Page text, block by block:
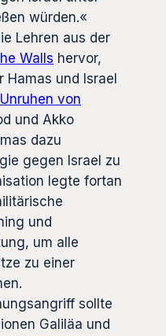
würden.«
Lehren aus der
Walls hervor,
und Israel
Unruhen von
und Akko
dazu
gegen Israel zu
legte fortan
und
um alle
zu einer
sollte
Galiläa und